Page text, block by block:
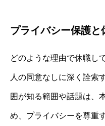
プライバシー保護
どのような理由で休職し
人の同意なしに深く詮索
囲が知る範囲や話題は、
め、プライバシーを尊重